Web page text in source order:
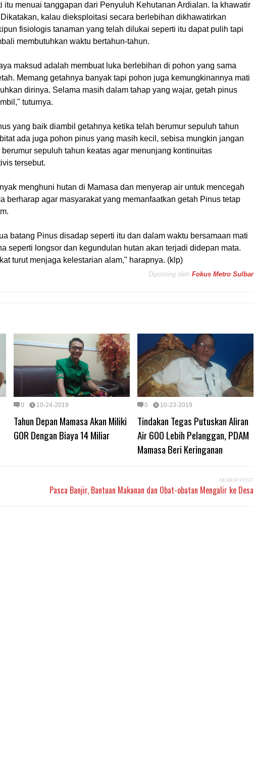
itu menuai tanggapan dari Penyuluh Kehutanan Ardialan. Ia khawatir
kalau dieksploitasi secara berlebihan dikhawatirkan
fisiologis tanaman yang telah dilukai seperti itu dapat pulih tapi
membutuhkan waktu bertahun-tahun.
maksud adalah membuat luka berlebihan di pohon yang sama
Memang getahnya banyak tapi pohon juga kemungkinannya mati
dirinya. Selama masih dalam tahap yang wajar, getah pinus
tuturnya.
yang baik diambil getahnya ketika telah berumur sepuluh tahun
ada juga pohon pinus yang masih kecil, sebisa mungkin jangan
sepuluh tahun keatas agar menunjang kontinuitas
tersebut.
menghuni hutan di Mamasa dan menyerap air untuk mencegah
berharap agar masyarakat yang memanfaatkan getah Pinus tetap
batang Pinus disadap seperti itu dan dalam waktu bersamaan mati
seperti longsor dan kegundulan hutan akan terjadi didepan mata.
turut menjaga kelestarian alam," harapnya. (klp)
Diposting oleh Fokus Metro Sulbar
0 10-24-2019
Tahun Depan Mamasa Akan Miliki
GOR Dengan Biaya 14 Miliar
0 10-23-2019
Tindakan Tegas Putuskan Aliran
Air 600 Lebih Pelanggan, PDAM
Mamasa Beri Keringanan
NEWER POST
Pasca Banjir, Bantuan Makanan dan Obat-obatan Mengalir ke Desa